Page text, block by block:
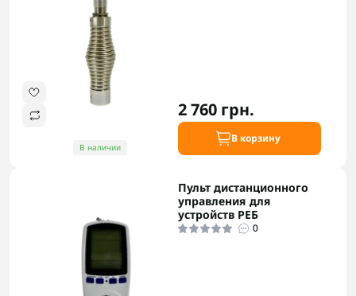
В наличии
2 760 грн.
В корзину
Пульт дистанционного
управления для
устройств РЕБ
0